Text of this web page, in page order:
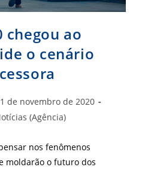
chegou ao
o cenário
de novembro de 2020
(Agência)
nos fenômenos
moldarão o futuro dos